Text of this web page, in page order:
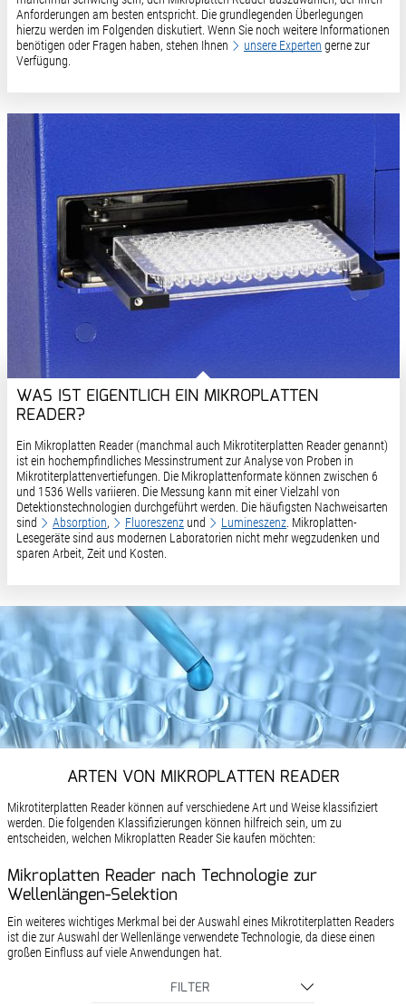
Anforderungen am besten entspricht. Die grundlegenden Überlegungen
hierzu werden im Folgenden diskutiert. Wenn Sie noch weitere Informationen
benötigen oder Fragen haben, stehen Ihnen
unsere Experten gerne zur
Verfügung.
WAS IST EIGENTLICH EIN MIKROPLATTEN
READER?
Ein Mikroplatten Reader (manchmal auch Mikrotiterplatten Reader genannt)
ist ein hochempfindliches Messinstrument zur Analyse von Proben in
Mikrotiterplattenvertiefungen. Die Mikroplattenformate können zwischen 6
und 1536 Wells variieren. Die Messung kann mit einer Vielzahl von
Detektionstechnologien durchgeführt werden. Die häufigsten Nachweisarten
sind
Absorption, Fluoreszenzund Lumineszenz. Mikroplatten-
Lesegeräte sind aus modernen Laboratorien nicht mehr wegzudenken und
sparen Arbeit, Zeit und Kosten.
ARTEN VON MIKROPLATTEN READER
Mikrotiterplatten Reader können auf verschiedene Art und Weise klassifiziert
werden. Die folgenden Klassifizierungen können hilfreich sein, um zu
entscheiden, welchen Mikroplatten Reader Sie kaufen möchten:
Mikroplatten Reader nach Technologie zur
Wellenlängen-Selektion
Ein weiteres wichtiges Merkmal bei der Auswahl eines Mikrotiterplatten Readers
ist die zur Auswahl der Wellenlänge verwendete Technologie, da diese einen
großen Einfluss auf viele Anwendungen hat.
FILTER